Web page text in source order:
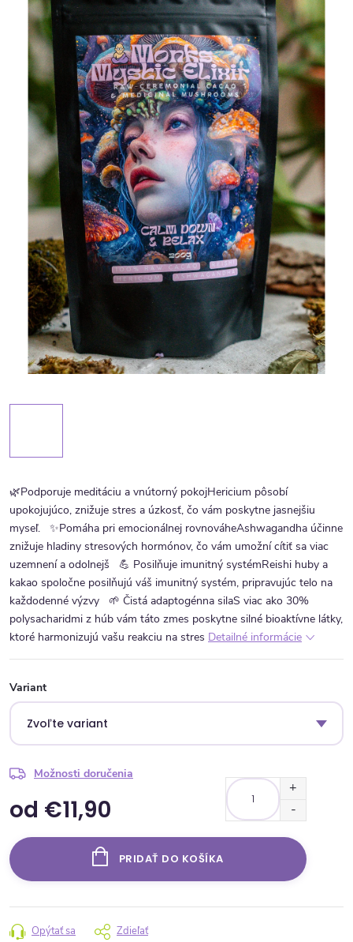
🌿Podporuje meditáciu a vnútorný pokojHericium pôsobí
upokojujúco, znižuje stres a úzkosť, čo vám poskytne jasnejšiu
myseľ.
✨Pomáha pri emocionálnej rovnováheAshwagandha účinne
znižuje hladiny stresových hormónov, čo vám umožní cítiť sa viac
uzemnení a odolnejš
💪 Posilňuje imunitný systémReishi huby a
kakao spoločne posilňujú váš imunitný systém, pripravujúc telo na
každodenné výzvy
🌱 Čistá adaptogénna silaS viac ako 30%
polysacharidmi z húb vám táto zmes poskytne silné bioaktívne látky,
ktoré harmonizujú vašu reakciu na stres Detailné informácie
Variant
Možnosti doručenia
od €11,90
PRIDAŤ DO KOŠÍKA
Opýtať sa Zdieľať